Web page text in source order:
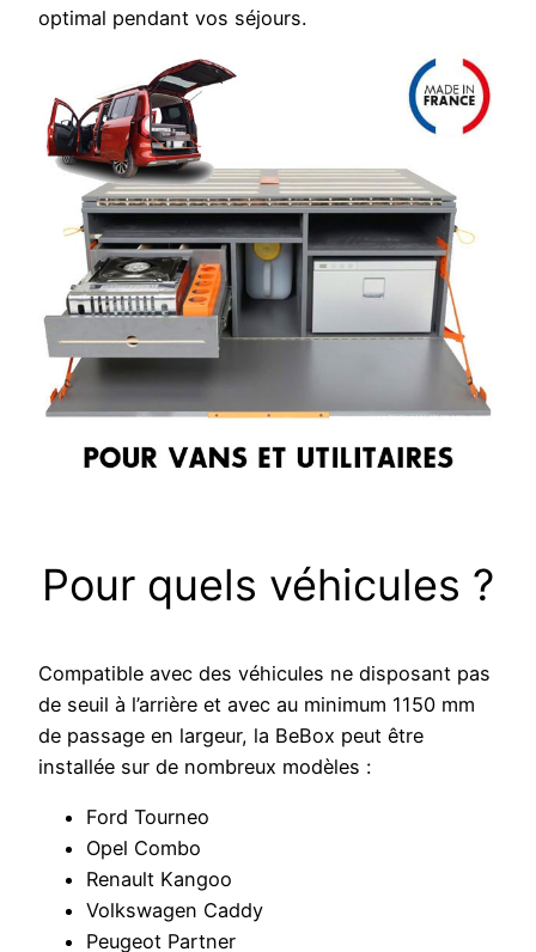
optimal pendant vos séjours.
Pour quels véhicules ?
Compatible avec des véhicules ne disposant pas
de seuil à l’arrière et avec au minimum 1150 mm
de passage en largeur, la BeBox peut être
installée sur de nombreux modèles :
Ford Tourneo
Opel Combo
Renault Kangoo
Volkswagen Caddy
Peugeot Partner